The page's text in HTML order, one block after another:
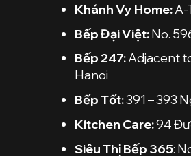
Khánh Vy Home:A-
Bếp Đại Việt:No.
Bếp 247:Adjacent
Hanoi
Bếp Tốt:391 – 393
Kitchen Care:94
Siêu Thị Bếp 365: